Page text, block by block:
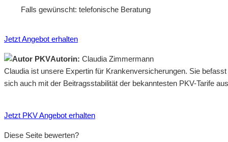
Falls gewünscht: telefonische Beratung
Jetzt Angebot erhalten
Autorin: Claudia Zimmermann
Claudia ist unsere Expertin für Krankenversicherungen. Sie
sich auch mit der Beitragsstabilität der bekanntesten PKV-Tarife
Jetzt PKV Angebot erhalten
Diese Seite bewerten?